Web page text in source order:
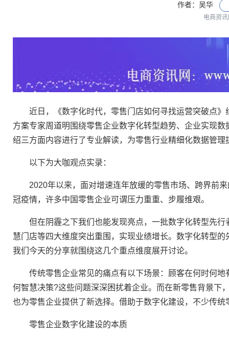
作者：吴华
电商资讯
近日，《数字化时代，零售门店如何寻找运营突破点》
方案专家周道明围绕零售企业数字化转型趋势、企业实现
绍三方面内容进行了专业解读，为零售行业精细化数据管理
以下为大咖观点实录：
2020年以来，面对增速连年放缓的零售市场、跨界前来
冠疫情，许多中国零售企业可谓压力重重、步履维艰。
但在阴霾之下我们也能发现亮点，一批数字化转型先行
慧门店等四大维度突出重围，实现业绩增长。数字化转型
我们今天的分享就围绕这几个重点维度展开讨论。
传统零售企业常见的痛点有以下场景：顾客在何时何地
何智慧决策?这些问题深深困扰着企业。而在新零售背景下
也为零售企业提供了新选择。借助于数字化建设，不少传
零售企业数字化建设的本质